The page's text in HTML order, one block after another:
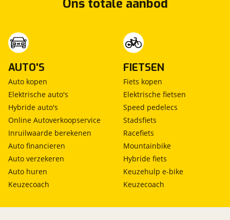
Ons totale aanbod
AUTO'S
Auto kopen
Elektrische auto's
Hybride auto's
Online Autoverkoopservice
Inruilwaarde berekenen
Auto financieren
Auto verzekeren
Auto huren
Keuzecoach
FIETSEN
Fiets kopen
Elektrische fietsen
Speed pedelecs
Stadsfiets
Racefiets
Mountainbike
Hybride fiets
Keuzehulp e-bike
Keuzecoach